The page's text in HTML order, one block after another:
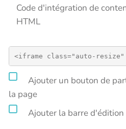
Code d'intégration de
HTML
Ajouter un bouton de
la page
Ajouter la barre d'édition